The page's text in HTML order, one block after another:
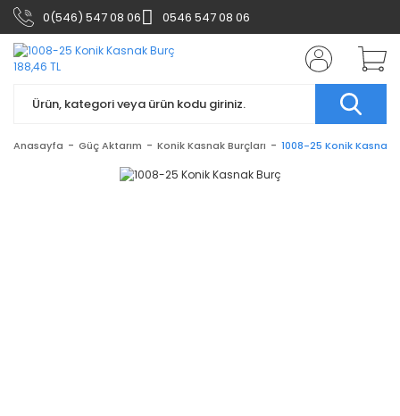
0(546) 547 08 06 0546 547 08 06
Anasayfa Güç Aktarım Konik Kasnak Burçları 1008-25 Konik Kasnak